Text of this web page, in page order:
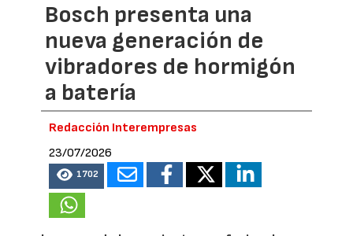
Bosch presenta una
nueva generación de
vibradores de hormigón
a batería
Redacción Interempresas
23/07/2026
1702